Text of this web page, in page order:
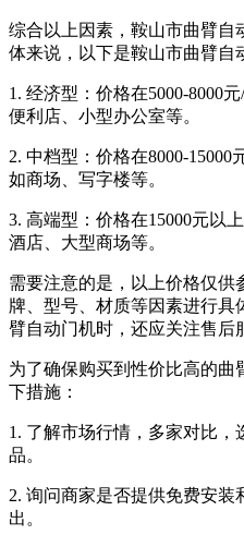
综合以上因素，鞍山市曲臂自
体来说，以下是鞍山市曲臂自
1. 经济型：价格在5000-8000
便利店、小型办公室等。
2. 中档型：价格在8000-15000
如商场、写字楼等。
3. 高端型：价格在15000元以
酒店、大型商场等。
需要注意的是，以上价格仅供
牌、型号、材质等因素进行具
臂自动门机时，还应关注售后
为了确保购买到性价比高的曲
下措施：
1. 了解市场行情，多家对比
品。
2. 询问商家是否提供免费安
出。